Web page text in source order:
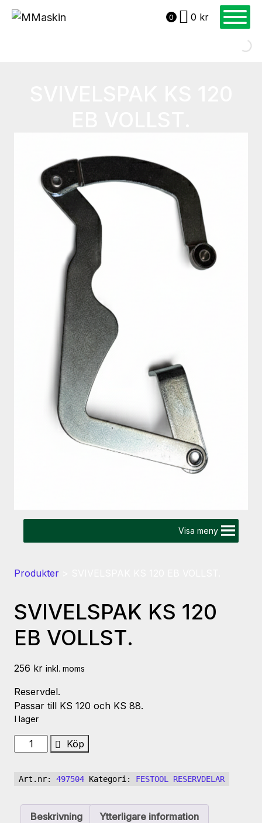
0 0 kr
Visa meny
Produkter
SVIVELSPAK KS 120
EB VOLLST.
256 kr inkl. moms
Reservdel.
Passar till KS 120 och KS 88.
I lager
SVIVELSPAK
KS
EB
mängd
Köp
Art.nr: 497504 Kategori: FESTOOL RESERVDELAR
Beskrivning Ytterligare information